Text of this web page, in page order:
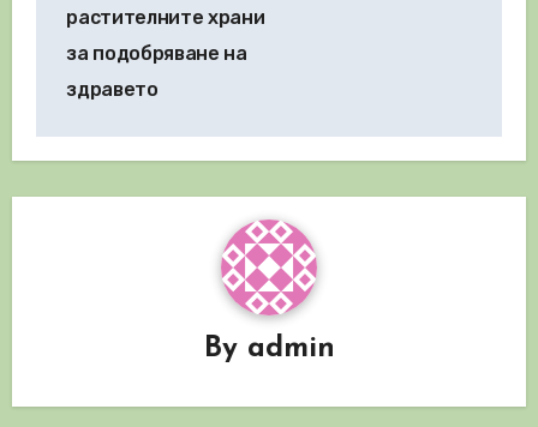
растителните храни
за подобряване на
здравето
By admin